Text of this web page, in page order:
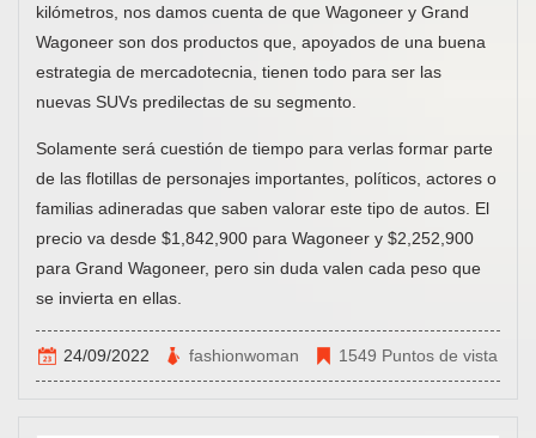
kilómetros, nos damos cuenta de que Wagoneer y Grand
Wagoneer son dos productos que, apoyados de una buena
estrategia de mercadotecnia, tienen todo para ser las
nuevas SUVs predilectas de su segmento.
Solamente será cuestión de tiempo para verlas formar parte
de las flotillas de personajes importantes, políticos, actores o
familias adineradas que saben valorar este tipo de autos. El
precio va desde $1,842,900 para Wagoneer y $2,252,900
para Grand Wagoneer, pero sin duda valen cada peso que
se invierta en ellas.
24/09/2022 fashionwoman 1549 Puntos de vista